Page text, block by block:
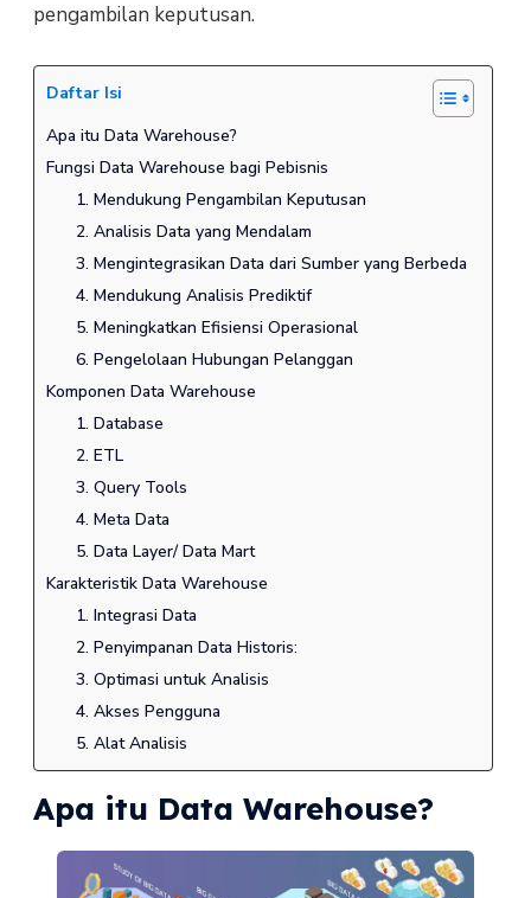
pengambilan keputusan.
Daftar Isi
Apa itu Data Warehouse?
Fungsi Data Warehouse bagi Pebisnis
1. Mendukung Pengambilan Keputusan
2. Analisis Data yang Mendalam
3. Mengintegrasikan Data dari Sumber yang Berbeda
4. Mendukung Analisis Prediktif
5. Meningkatkan Efisiensi Operasional
6. Pengelolaan Hubungan Pelanggan
Komponen Data Warehouse
1. Database
2. ETL
3. Query Tools
4. Meta Data
5. Data Layer/ Data Mart
Karakteristik Data Warehouse
1. Integrasi Data
2. Penyimpanan Data Historis:
3. Optimasi untuk Analisis
4. Akses Pengguna
5. Alat Analisis
Apa itu Data Warehouse?